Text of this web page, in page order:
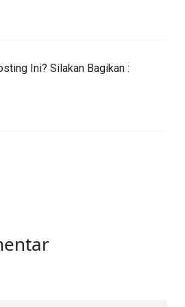
Ini? Silakan Bagikan :